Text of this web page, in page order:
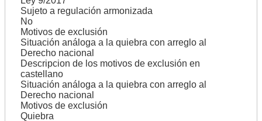
Sujeto a regulación armonizada
No
Motivos de exclusión
Situación análoga a la quiebra con arreglo al
Derecho nacional
Descripcion de los motivos de exclusión en
castellano
Situación análoga a la quiebra con arreglo al
Derecho nacional
Motivos de exclusión
Quiebra